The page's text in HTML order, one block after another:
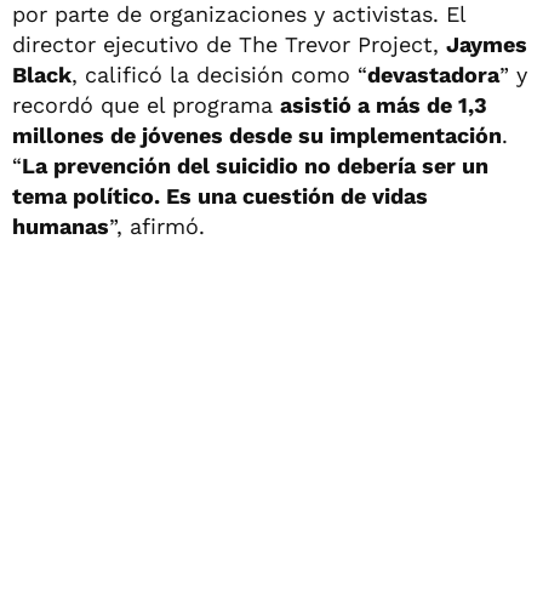
por parte de organizaciones y activistas. El
director ejecutivo de The Trevor Project, Jaymes
Black, calificó la decisión como “devastadora” y
recordó que el programa asistió a más de 1,3
millones de jóvenes desde su implementación.
“La prevención del suicidio no debería ser un
tema político. Es una cuestión de vidas
humanas”, afirmó.